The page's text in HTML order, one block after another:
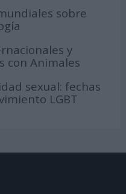
sobre
y
con Animales
sexual: fechas
LGBT